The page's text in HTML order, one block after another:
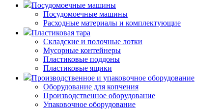
Посудомоечные машины
Посудомоечные машины
Расходные материалы и комплектующие
Пластиковая тара
Складские и полочные лотки
Мусорные контейнеры
Пластиковые поддоны
Пластиковые ящики
Производственное и упаковочное оборудование
Оборудование для копчения
Производственное оборудование
Упаковочное оборудование